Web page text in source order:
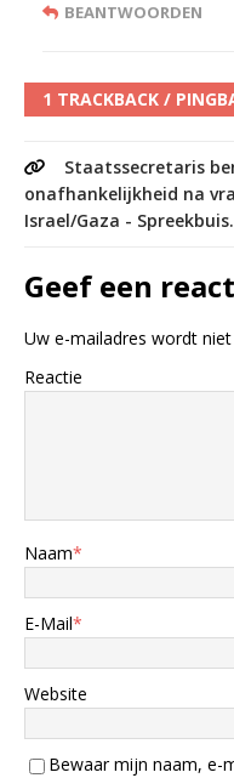
BEANTWOORDEN
1 TRACKBACK /
Staatssecretaris
onafhankelijkheid na
Israel/Gaza -
Geef een
Uw e-mailadres wordt niet
Reactie
Naam*
E-Mail*
Website
Bewaar mijn naam, e-